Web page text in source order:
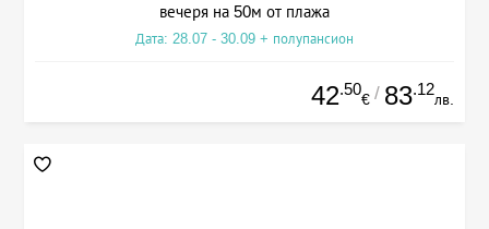
вечеря на 50м от плажа
Дата: 28.07 - 30.09 + полупансион
42.50
€ / 83.12
лв.